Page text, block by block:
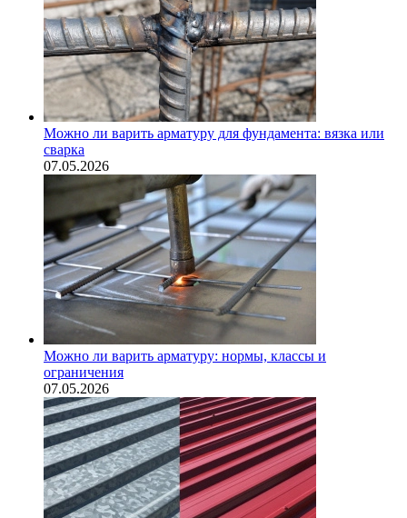
Можно ли варить арматуру для фундамента: вязка или
сварка
07.05.2026
Можно ли варить арматуру: нормы, классы и
ограничения
07.05.2026